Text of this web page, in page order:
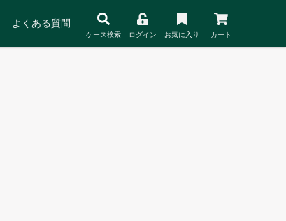
よくある質問
ケース検索 ログイン お気に入り カート